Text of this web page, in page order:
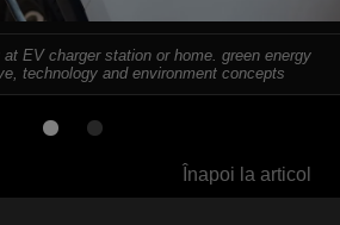
EV charger station or home. green energy
technology and environment concepts
Înapoi la articol